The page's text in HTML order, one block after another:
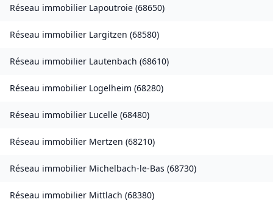
Réseau immobilier Lapoutroie (68650)
Réseau immobilier Largitzen (68580)
Réseau immobilier Lautenbach (68610)
Réseau immobilier Logelheim (68280)
Réseau immobilier Lucelle (68480)
Réseau immobilier Mertzen (68210)
Réseau immobilier Michelbach-le-Bas (68730)
Réseau immobilier Mittlach (68380)